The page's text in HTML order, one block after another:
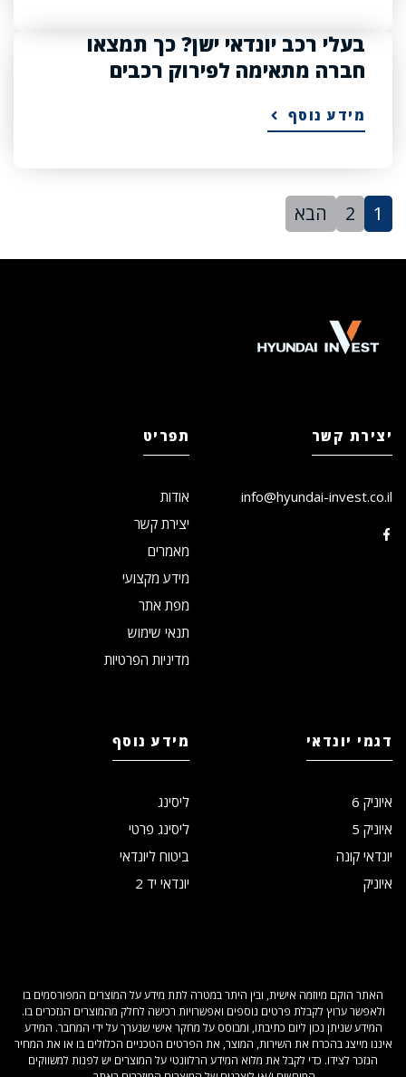
בעלי רכב יונדאי ישן? כך תמצאו
חברה מתאימה לפירוק רכבים
מידע נוסף
1
2 הבא
יצירת קשר
info@hyundai-invest.co.il
תפריט
אודות
יצירת קשר
מאמרים
מידע מקצועי
מפת אתר
תנאי שימוש
מדיניות הפרטיות
דגמי יונדאי
איוניק 6
איוניק 5
יונדאי קונה
איוניק
מידע נוסף
ליסינג
ליסינג פרטי
ביטוח ליונדאי
יונדאי יד 2
האתר הוקם מיוזמה אישית, ובין היתר במטרה לתת מידע על המוצרים המפורסמים בו
ולאפשר ערוץ לקבלת פרטים נוספים ואפשרויות רכישה לחלק מהמוצרים הנזכרים בו.
המידע שניתן נכון ליום כתיבתו, ומבוסס על מחקר אישי שנערך על ידי המחבר. המידע
איננו מייצג בהכרח את השירות, המוצר, את הפרטים הטכניים הכלולים בו או את המחיר
הנזכר לצידו. כדי לקבל את מלוא המידע הרלוונטי על המוצרים יש לפנות למשווקים